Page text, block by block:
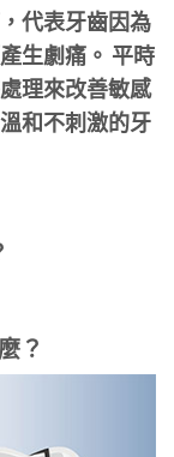
代表牙齒因為
生劇痛。 平時
理來改善敏感
和不刺激的牙
？